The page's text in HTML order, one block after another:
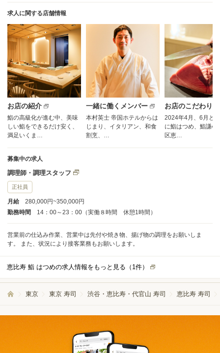
求人に関する店舗情報
お店の紹介
鮨の高級化が進む中、美味
しい鮨をできるだけ安く、
満足いくま…
一緒に働くメンバー
本村英士 帝国ホテルからは
じまり、イタリアン、和食
割烹、…
お店のこだわり
2024年4月、6月と
に鮨はつめ、鮨謙心
区恵…
募集中の求人
調理師・調理スタッフ
正社員
月給
280,000円~350,000円
勤務時間
14：00～23：00（実働８時間 休憩1時間）
営業前の仕込み作業、営業中は先付や焼き物、揚げ物の調理をお願いしま
す。 また、状況により接客業務もお願いします。
恵比寿 鮨 はつめの求人情報をもっと見る（ 1件）
東京 東京 寿司 渋谷・恵比寿・代官山 寿司 恵比寿 寿司